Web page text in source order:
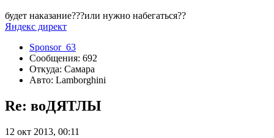
будет наказание???или нужно набегаться??
Яндекс директ
Sponsor_63
Сообщения: 692
Откуда: Самара
Авто: Lamborghini
Re: воДЯТЛЫ
12 окт 2013, 00:11